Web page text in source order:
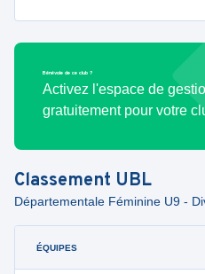
Bénévole de ce club ?
Activez l'espace de
gratuitement pour votre
Classement UBL
Départementale Féminine U9 -
ÉQUIPES